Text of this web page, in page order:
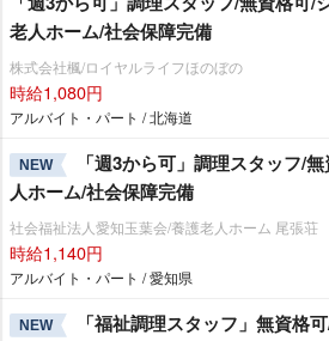
老人ホーム/社会保障完備
株式会社楓/ロイヤルライフほのぼの
時給1,080円
アルバイト・パート / 北海道
NEW
「週3から可」調理スタッフ/
人ホーム/社会保障完備
社会福祉法人愛知玉葉会/養護老人ホーム 尾張荘
時給1,140円
アルバイト・パート / 愛知県
NEW 「福祉調理スタッフ」無資格